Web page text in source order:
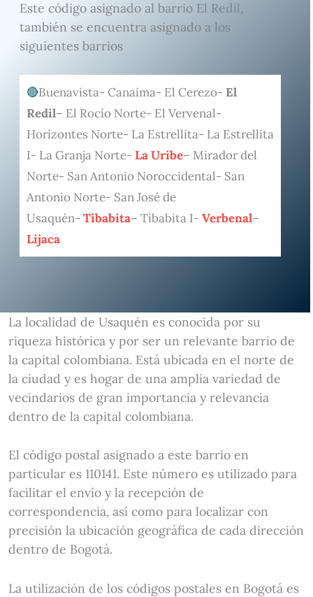
Este código asignado al barrio El Redil,
también se encuentra asignado a los
siguientes barrios
Buenavista- Canaima- El Cerezo- El
Redil– El Rocío Norte- El Vervenal-
Horizontes Norte- La Estrellita- La Estrellita
I- La Granja Norte- La Uribe– Mirador del
Norte- San Antonio Noroccidental- San
Antonio Norte- San José de
Usaquén- Tibabita– Tibabita I- Verbenal–
Lijaca
La localidad de Usaquén es conocida por su
riqueza histórica y por ser un relevante barrio de
la capital colombiana. Está ubicada en el norte de
la ciudad y es hogar de una amplia variedad de
vecindarios de gran importancia y relevancia
dentro de la capital colombiana.
El código postal asignado a este barrio en
particular es 110141. Este número es utilizado para
facilitar el envío y la recepción de
correspondencia, así como para localizar con
precisión la ubicación geográfica de cada dirección
dentro de Bogotá.
La utilización de los códigos postales en Bogotá es